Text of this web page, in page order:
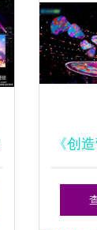
《创
录舞